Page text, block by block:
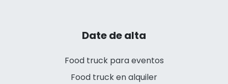
Date de alta
Food truck para eventos
Food truck en alquiler